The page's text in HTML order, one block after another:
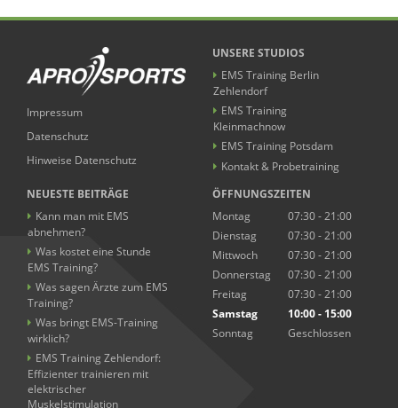
Impressum
Datenschutz
Hinweise Datenschutz
UNSERE STUDIOS
EMS Training Berlin
Zehlendorf
EMS Training
Kleinmachnow
EMS Training Potsdam
Kontakt & Probetraining
NEUESTE BEITRÄGE
Kann man mit EMS
abnehmen?
Was kostet eine Stunde
EMS Training?
Was sagen Ärzte zum EMS
Training?
Was bringt EMS-Training
wirklich?
EMS Training Zehlendorf:
Effizienter trainieren mit
elektrischer
Muskelstimulation
ÖFFNUNGSZEITEN
Montag
07:30 - 21:00
Dienstag
07:30 - 21:00
Mittwoch
07:30 - 21:00
Donnerstag
07:30 - 21:00
Freitag
07:30 - 21:00
Samstag
10:00 - 15:00
Sonntag
Geschlossen